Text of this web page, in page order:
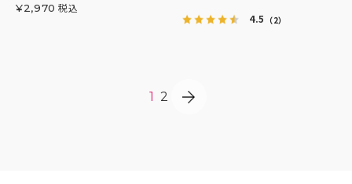
¥2,970 税込
4.5 （2）
1 2